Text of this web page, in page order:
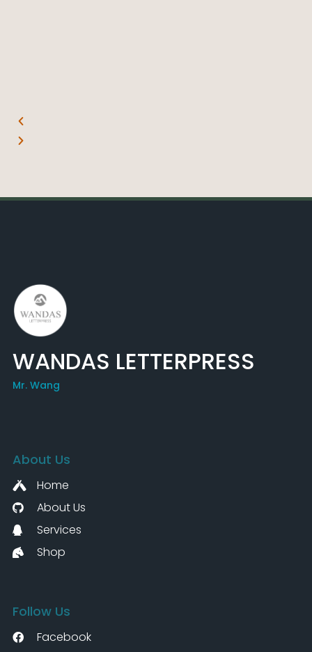
WANDAS LETTERPRESS
Mr. Wang
About Us
Home
About Us
Services
Shop
Follow Us
Facebook